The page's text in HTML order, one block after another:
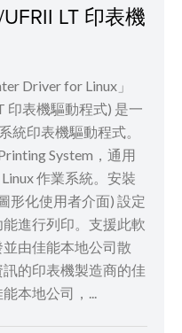
LT 印表機
Driver for Linux」
印表機驅動程式) 是一
統印表機驅動程式。
System，通用
作業系統。安裝
形化使用者介面) 設定
進行列印。支援此軟
由佳能本地公司散
的印表機製造商的佳
本地公司，...